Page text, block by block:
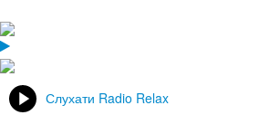
Слухати Radio Relax